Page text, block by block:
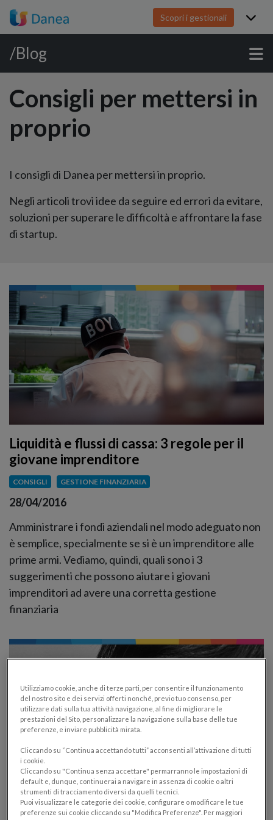
Scopri i gestionali
/Blog
Consigli per mettersi in
proprio
I consigli di Danea per mettersi in proprio.
Negli articoli trovi idee da seguire ed errori da evitare,
soluzioni per superare le difficoltà e affrontare la fase
di startup.
Liquidità e flussi di cassa: 3 regole per il
giovane imprenditore
CONSIGLI GESTIONE FINANZIARIA
28/04/2016
Amministrare i fondi aziendali nel modo adeguato non
è semplice, specialmente se si è un imprenditore alle
prime armi. Vediamo, quindi, quali sono i 3
suggerimenti che possono aiutare i giovani
imprenditori ad avere una corretta gestione
finanziaria
Diventare imprenditore: le 10 dritte
firmate Steve Jobs per imprenditori e
Utilizziamo cookie, anche di terze parti, per consentire il funzionamento
del nostro sito e dei servizi offerti nonché, previo tuo consenso, per
utilizzare dati sulla tua attività navigazione, al fine di migliorare le
prestazioni del Sito, personalizzare la navigazione sulla base delle tue
preferenze, e inviare pubblicità mirata.
Cliccando su “Continua accettando tutti” acconsenti all’attivazione di tutti
i cookie.
Cliccando su "Continua senza accettare" permarranno le impostazioni di
default e, dunque, continuerai a navigare in assenza di cookie o altri
strumenti di tracciamento diversi da quelli tecnici.
Puoi visualizzare le categorie dei cookie, configurare o modificare le tue
preferenze sui cookie cliccando su "Modifica Preferenze". Per maggiori